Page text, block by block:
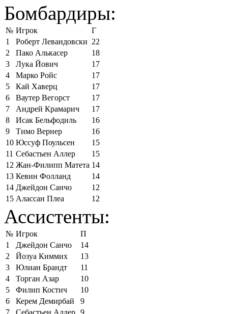
Бомбардиры:
№ Игрок
Г
1
Роберт Левандовски 22
2
Пако Алькасер
18
3
Лука Йович
17
4
Марко Ройс
17
5
Кай Хаверц
17
6
Ваутер Вегорст
17
7
Андрей Крамарич
17
8
Исак Бельфодиль
16
9
Тимо Вернер
16
10 Юссуф Поульсен
15
11 Себастьен Аллер
15
12 Жан-Филипп Матета 14
13 Кевин Фолланд
14
14 Джейдон Санчо
12
15 Алассан Плеа 12
Ассистенты:
№ Игрок
П
1
Джейдон Санчо
14
2
Йозуа Киммих
13
3
Юлиан Брандт
11
4
Торган Азар
10
5
Филип Костич
10
6
Керем Демирбай
9
7
Себастьен Аллер 9